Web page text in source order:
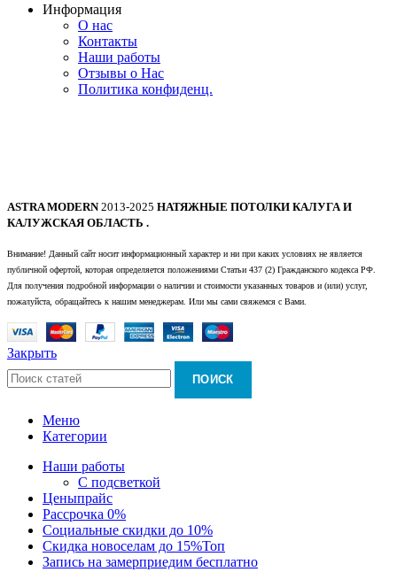
Информация
О нас
Контакты
Наши работы
Отзывы о Нас
Политика конфиденц.
ASTRA MODERN2013-2025 НАТЯЖНЫЕ ПОТОЛКИ КАЛУГА И
КАЛУЖСКАЯ ОБЛАСТЬ .
Внимание! Данный сайт носит информационный характер и ни при каких условиях не является
публичной офертой, которая определяется положениями Статьи 437 (2) Гражданского кодекса РФ.
Для получения подробной информации о наличии и стоимости указанных товаров и (или) услуг,
пожалуйста, обращайтесь к нашим менеджерам. Или мы сами свяжемся с Вами.
Закрыть
ПОИСК
Меню
Категории
Наши работы
С подсветкой
Ценыпрайс
Рассрочка 0%
Социальные скидки до 10%
Скидка новоселам до 15%Топ
Запись на замерприедим бесплатно